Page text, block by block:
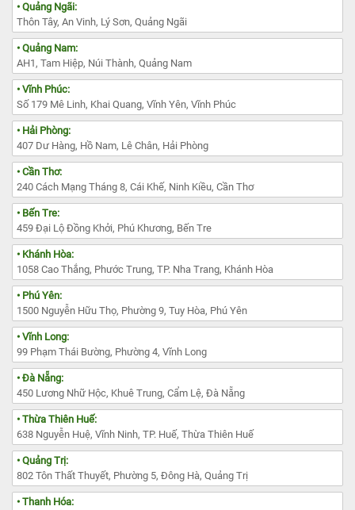
• Quảng Ngãi:
Thôn Tây, An Vinh, Lý Sơn, Quảng Ngãi
• Quảng Nam:
AH1, Tam Hiệp, Núi Thành, Quảng Nam
• Vĩnh Phúc:
Số 179 Mê Linh, Khai Quang, Vĩnh Yên, Vĩnh Phúc
• Hải Phòng:
407 Dư Hàng, Hồ Nam, Lê Chân, Hải Phòng
• Cần Thơ:
240 Cách Mạng Tháng 8, Cái Khế, Ninh Kiều, Cần Thơ
• Bến Tre:
459 Đại Lộ Đồng Khởi, Phú Khương, Bến Tre
• Khánh Hòa:
1058 Cao Thắng, Phước Trung, TP. Nha Trang, Khánh Hòa
• Phú Yên:
1500 Nguyễn Hữu Thọ, Phường 9, Tuy Hòa, Phú Yên
• Vĩnh Long:
99 Phạm Thái Bường, Phường 4, Vĩnh Long
• Đà Nẵng:
450 Lương Nhữ Hộc, Khuê Trung, Cẩm Lệ, Đà Nẵng
• Thừa Thiên Huế:
638 Nguyễn Huệ, Vĩnh Ninh, TP. Huế, Thừa Thiên Huế
• Quảng Trị:
802 Tôn Thất Thuyết, Phường 5, Đông Hà, Quảng Trị
• Thanh Hóa: